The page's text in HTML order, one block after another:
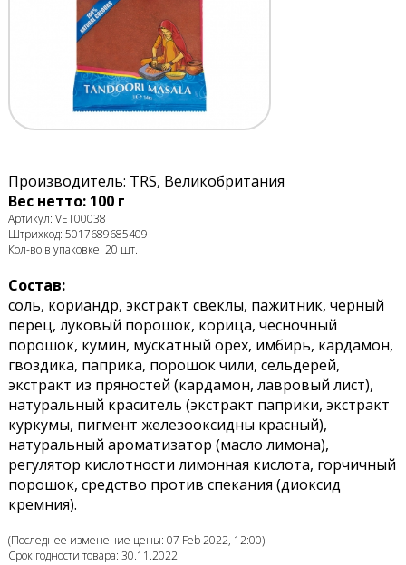
Производитель: TRS, Великобритания
Вес нетто: 100 г
Артикул: VET00038
Штрихкод: 5017689685409
Кол-во в упаковке: 20 шт.
Состав:
соль, кориандр, экстракт свеклы, пажитник, черный
перец, луковый порошок, корица, чесночный
порошок, кумин, мускатный орех, имбирь, кардамон,
гвоздика, паприка, порошок чили, сельдерей,
экстракт из пряностей (кардамон, лавровый лист),
натуральный краситель (экстракт паприки, экстракт
куркумы, пигмент железооксидны красный),
натуральный ароматизатор (масло лимона),
регулятор кислотности лимонная кислота, горчичный
порошок, средство против спекания (диоксид
кремния).
(Последнее изменение цены: 07 Feb 2022, 12:00)
Срок годности товара: 30.11.2022